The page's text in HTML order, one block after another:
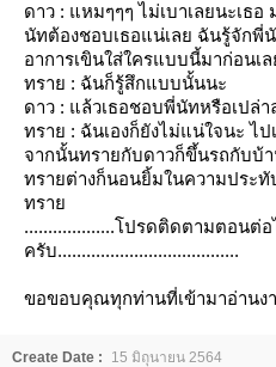
ดาว : แหมๆๆๆ ไม่เบาเลยนะเธ
นัทต้องชอบเธอแน่เลย ฉันรู้จักพี่
อาการเขินใส่ใครแบบนี้มาก่อนเ
ทราย : ฉันก็รู้สึกแบบนั้นนะ
ดาว : แล้วเธอชอบพี่นัทหรือเปล่า
ทราย : ฉันเองก็ยังไม่แน่ใจนะ ไ
จากนั้นทรายกับดาวก็ขึ้นรถกับบ้
ทรายต่างก็นอนยิ้มในความประ
ทรา
...................โปรดติดตามตอนต่
ครับ......................................
ขอขอบคุณทุกท่านที่เข้ามาอ่านง
Create Date :
15 มิถุนายน 2564